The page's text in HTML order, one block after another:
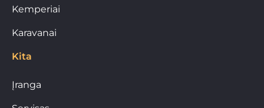
Kemperiai
Karavanai
Kita
Įranga